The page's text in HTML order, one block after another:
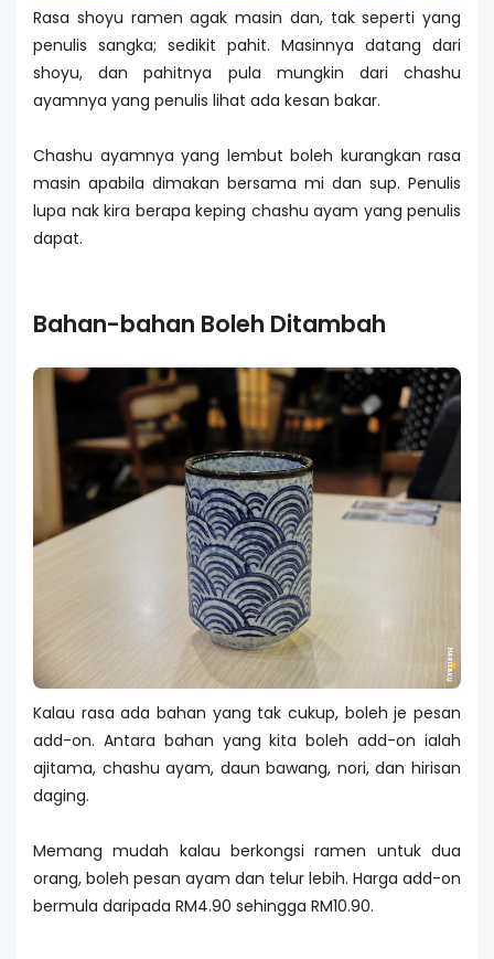
Rasa shoyu ramen agak masin dan, tak seperti yang
penulis sangka; sedikit pahit. Masinnya datang dari
shoyu, dan pahitnya pula mungkin dari chashu
ayamnya yang penulis lihat ada kesan bakar.
Chashu ayamnya yang lembut boleh kurangkan rasa
masin apabila dimakan bersama mi dan sup. Penulis
lupa nak kira berapa keping chashu ayam yang penulis
dapat.
Bahan-bahan Boleh Ditambah
Kalau rasa ada bahan yang tak cukup, boleh je pesan
add-on. Antara bahan yang kita boleh add-on ialah
ajitama, chashu ayam, daun bawang, nori, dan hirisan
daging.
Memang mudah kalau berkongsi ramen untuk dua
orang, boleh pesan ayam dan telur lebih. Harga add-on
bermula daripada RM4.90 sehingga RM10.90.